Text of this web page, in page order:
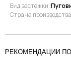
Вид застежки:
Страна
РЕКОМЕНДАЦИИ